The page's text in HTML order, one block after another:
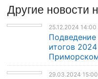
Другие новости
25.12.2024 14:00
итогов
29.03.2024 15:00